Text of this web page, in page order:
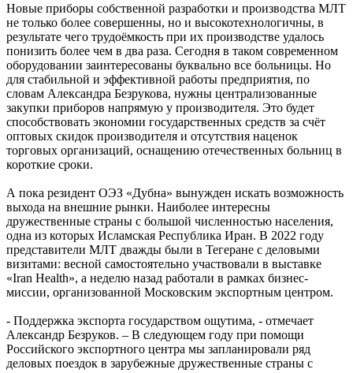
Новые приборы собственной разработки и производства МЛТ
не только более совершенны, но и высокотехнологичны, в
результате чего трудоёмкость при их производстве удалось
понизить более чем в два раза. Сегодня в таком современном
оборудовании заинтересованы буквально все больницы. Но
для стабильной и эффективной работы предприятия, по
словам Александра Безрукова, нужны централизованные
закупки приборов напрямую у производителя. Это будет
способствовать экономии государственных средств за счёт
оптовых скидок производителя и отсутствия наценок
торговых организаций, оснащению отечественных больниц в
короткие сроки.
А пока резидент ОЭЗ «Дубна» вынужден искать возможность
выхода на внешние рынки. Наиболее интересны
дружественные страны с большой численностью населения,
одна из которых Исламская Республика Иран. В 2022 году
представители МЛТ дважды были в Тегеране с деловыми
визитами: весной самостоятельно участвовали в выставке
«Iran Health», а неделю назад работали в рамках бизнес-
миссии, организованной Московским экспортным центром.
- Поддержка экспорта государством ощутима, - отмечает
Александр Безруков. – В следующем году при помощи
Российского экспортного центра мы запланировали ряд
деловых поездок в зарубежные дружественные страны с